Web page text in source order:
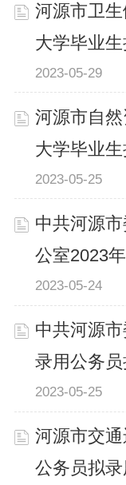
河源市卫
大学毕业
2023-05-29
河源市自
大学毕业
2023-05-25
中共河源
公室2023
2023-05-24
中共河源
录用公务员
2023-05-25
河源市交
公务员拟录